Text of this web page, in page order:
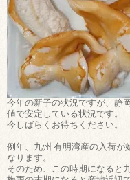
今年の新子の状況ですが、静
値で安定している状況です。
今しばらくお待ちください。
例年、九州 有明湾産の入荷が
なります。
そのため、この時期になると